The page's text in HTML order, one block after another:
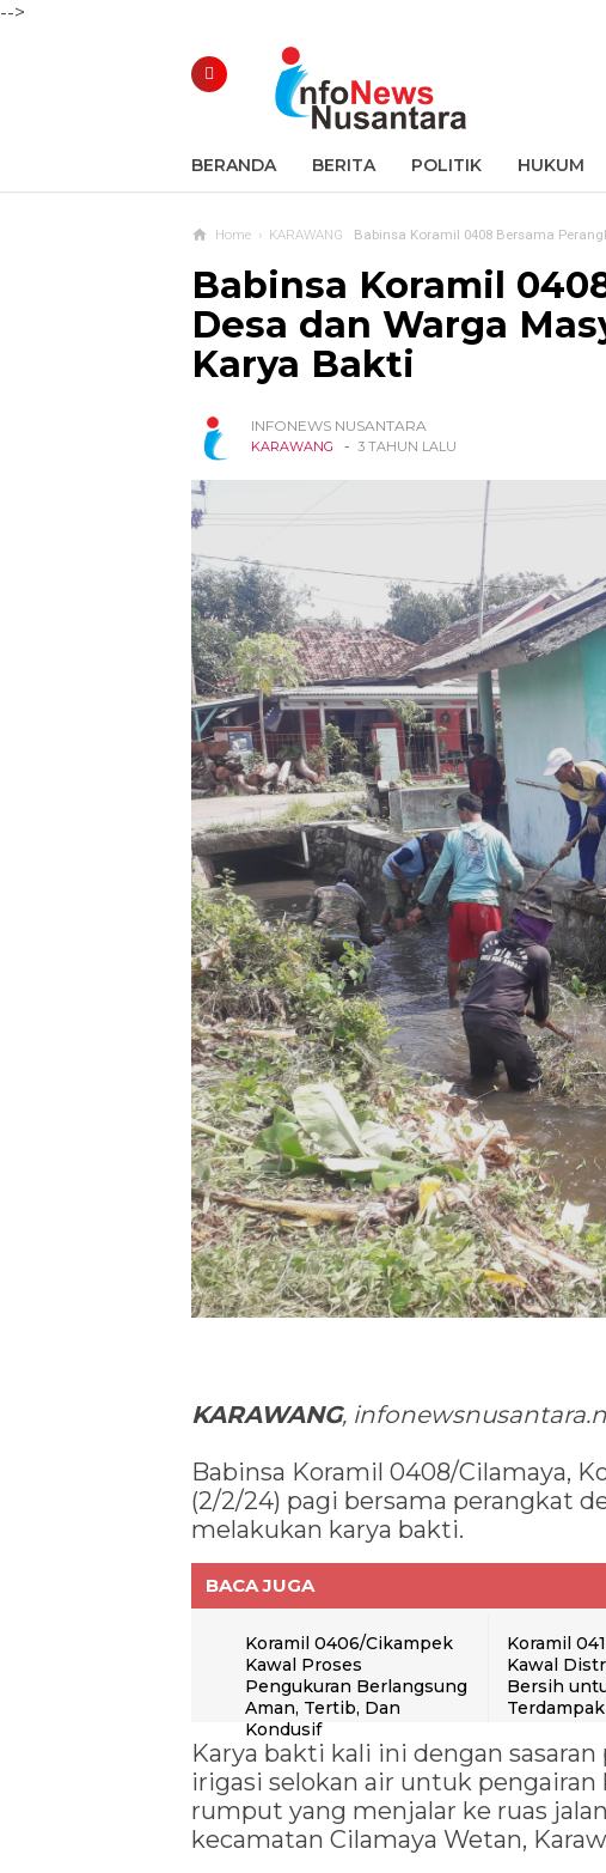
-->
BERANDA BERITA POLITIK HUKUM
Home › KARAWANG Babinsa Koramil 0408 Bersama
Babinsa Koramil
Desa dan Warga
Karya Bakti
INFONEWS NUSANTARA
KARAWANG - 3 TAHUN LALU
KARAWANG,
Babinsa Koramil 0408/Cilamaya,
(2/2/24) pagi bersama perangkat
melakukan karya bakti.
BACA JUGA
Koramil 0406/Cikampek
Kawal Proses
Pengukuran Berlangsung
Aman, Tertib, Dan
Kondusif
Koramil
Kawal
Bersih
Karya bakti kali ini dengan
irigasi selokan air untuk
rumput yang menjalar ke ruas
kecamatan Cilamaya Wetan,